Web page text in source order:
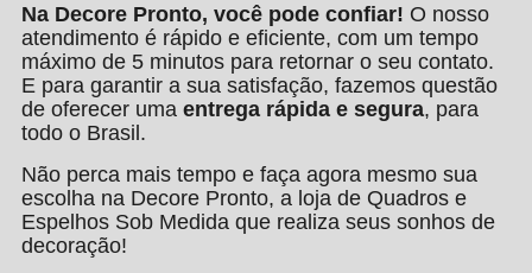
Na Decore Pronto, você pode confiar! O nosso
atendimento é rápido e eficiente, com um tempo
máximo de 5 minutos para retornar o seu contato.
E para garantir a sua satisfação, fazemos questão
de oferecer uma entrega rápida e segura, para
todo o Brasil.
Não perca mais tempo e faça agora mesmo sua
escolha na Decore Pronto, a loja de Quadros e
Espelhos Sob Medida que realiza seus sonhos de
decoração!